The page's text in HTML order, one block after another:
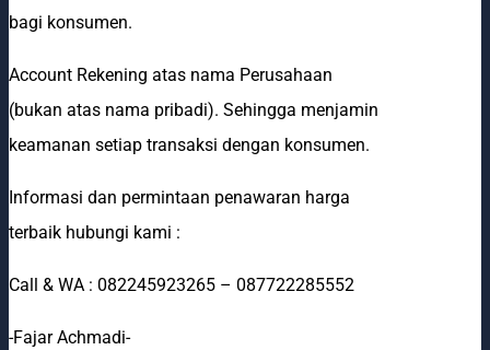
bagi konsumen.
Account Rekening atas nama Perusahaan
(bukan atas nama pribadi). Sehingga menjamin
keamanan setiap transaksi dengan konsumen.
Informasi dan permintaan penawaran harga
terbaik hubungi kami :
Call & WA : 082245923265 – 087722285552
-Fajar Achmadi-